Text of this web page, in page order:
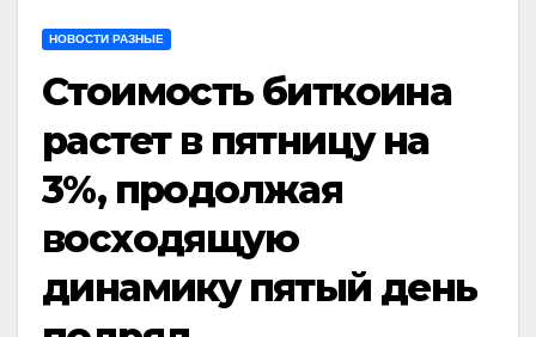
НОВОСТИ РАЗНЫЕ
Стоимость биткоина
растет в пятницу на
3%, продолжая
восходящую
динамику пятый день